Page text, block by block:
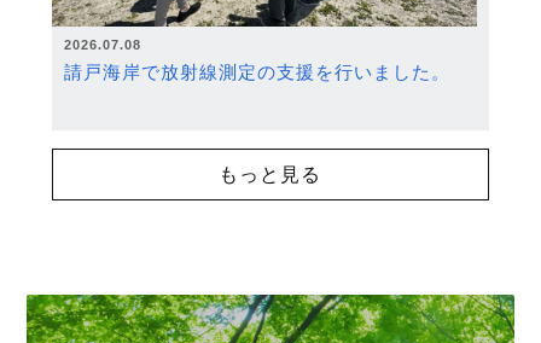
2026.07.08
請戸海岸で放射線測定の支援を行いました。
もっと見る